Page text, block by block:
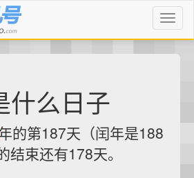
什么日子
的第187天（闰年是188
结束还有178天。